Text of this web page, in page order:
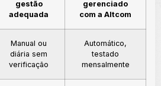
gestão
adequada
gerenciado
com a Altcom
Manual ou
diária sem
verificação
Automático,
testado
mensalmente